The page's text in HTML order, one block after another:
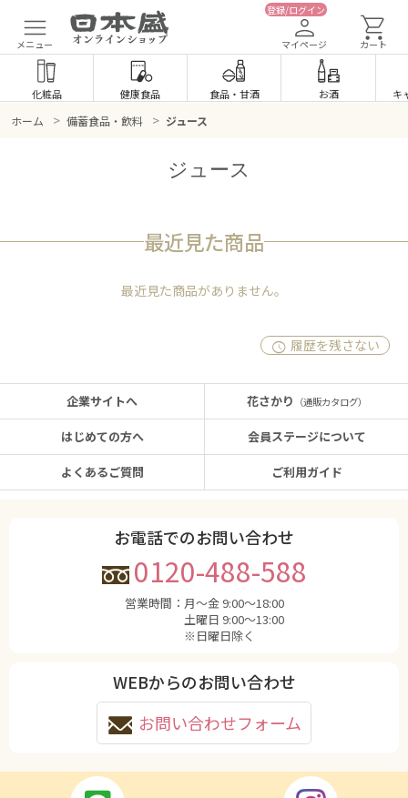
メニュー
登録/ログイン
マイページ カート
化粧品 健康食品 食品・ 甘酒 お酒 キ
ホーム > 備蓄食品・飲料 > ジュース
ジュース
最近見た商品
最近見た商品がありません。
履歴を残さない
企業サイトへ
はじめての方へ
よくあるご質問
花さかり （通販カタログ）
会員ステージについて
ご利用ガイド
お電話でのお問い合わせ
0120-488-588
営業時間： 月〜金 9:00〜18:00
土曜日 9:00〜13:00
※日曜日除く
WEBからのお問い合わせ
お問い合わせフォーム